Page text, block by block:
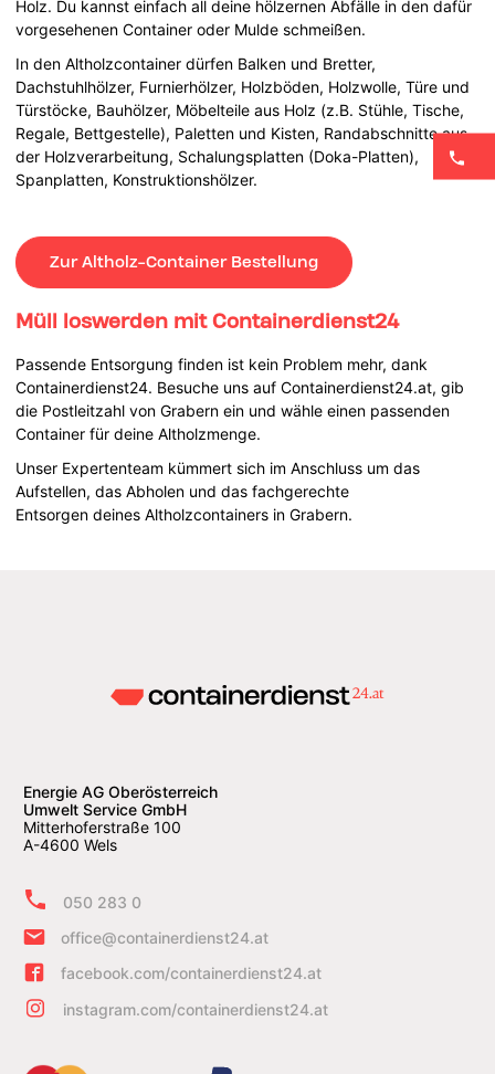
Holz. Du kannst einfach all deine hölzernen Abfälle in den dafür
vorgesehenen Container oder Mulde schmeißen.
In den Altholzcontainer dürfen Balken und Bretter,
Dachstuhlhölzer, Furnierhölzer, Holzböden, Holzwolle, Türe und
Türstöcke, Bauhölzer, Möbelteile aus Holz (z.B. Stühle, Tische,
Regale, Bettgestelle), Paletten und Kisten, Randabschnitte aus
der Holzverarbeitung, Schalungsplatten (Doka-Platten),
Spanplatten, Konstruktionshölzer.
Zur Altholz-Container Bestellung
Müll loswerden mit Containerdienst24
Passende Entsorgung finden ist kein Problem mehr, dank
Containerdienst24. Besuche uns auf Containerdienst24.at, gib
die Postleitzahl von Grabern ein und wähle einen passenden
Container für deine Altholzmenge.
Unser Expertenteam kümmert sich im Anschluss um das
Aufstellen, das Abholen und das fachgerechte
Entsorgen deines Altholzcontainers in Grabern.
Energie AG Oberösterreich
Umwelt Service GmbH
Mitterhoferstraße 100
A-4600 Wels
050 283 0
office@containerdienst24.at
facebook.com/containerdienst24.at
instagram.com/containerdienst24.at